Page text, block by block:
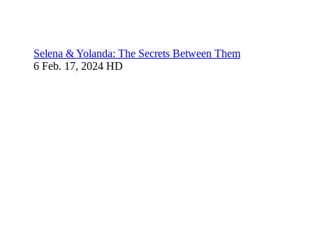
Selena & Yolanda: The Secrets Between Them
6 Feb. 17, 2024 HD